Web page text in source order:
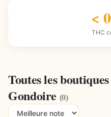
<
THC
Toutes les
Gondoire (0)